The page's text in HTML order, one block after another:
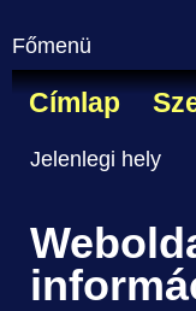
Főmenü
Címlap
Jelenlegi hely